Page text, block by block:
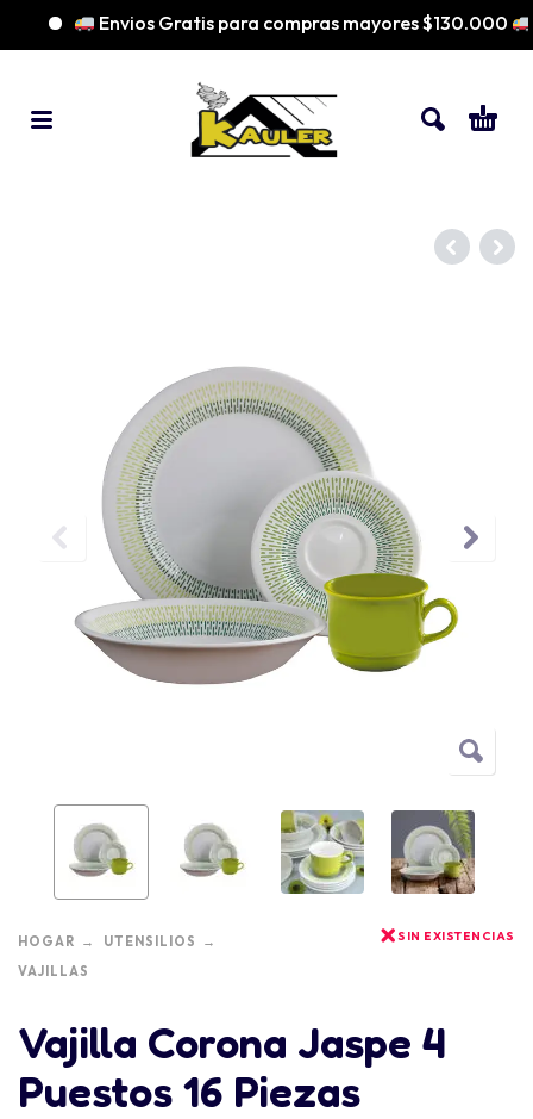
Envios Gratis para compras mayores $130.000
HOGAR
UTENSILIOS
VAJILLAS
SIN EXISTENCIAS
Vajilla Corona Jaspe 4
Puestos 16 Piezas